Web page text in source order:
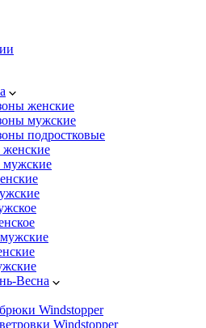
женские
мужские
подростковые
Весна
Windstopper
Windstopper